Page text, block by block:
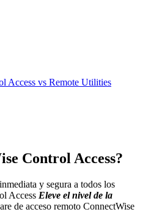
Access vs Remote Utilities
Control Access?
y segura a todos los
Access Eleve el nivel de la
de acceso remoto ConnectWise